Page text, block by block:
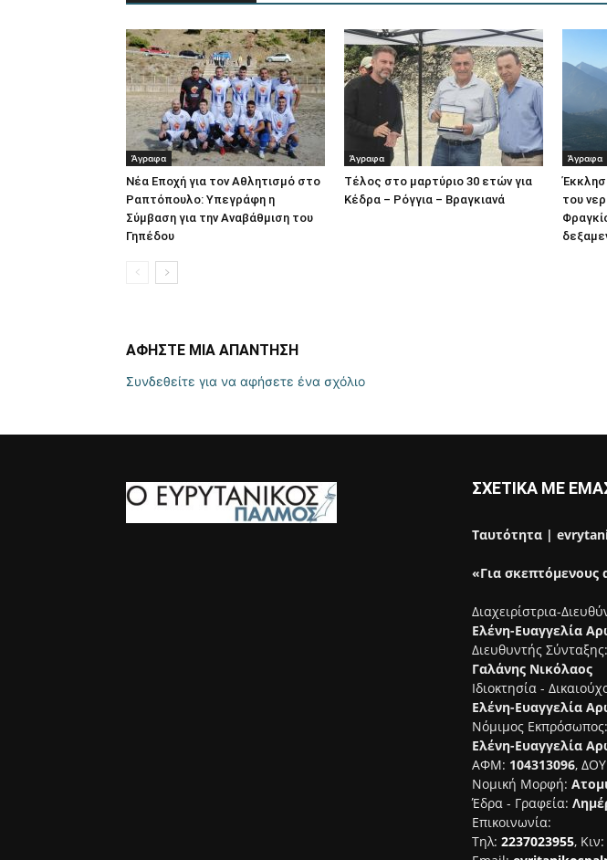
Άγραφα
Νέα Εποχή για τον Αθλητισμό στο
Ραπτόπουλο: Υπεγράφη η
Σύμβαση για την Αναβάθμιση του
Γηπέδου
Άγραφα
Τέλος στο μαρτύριο 30 ετών για
Κέδρα – Ρόγγια – Βραγκιανά
Άγραφα
του
ΑΦΗΣΤΕ ΜΙΑ ΑΠΑΝΤΗΣΗ
Συνδεθείτε για να αφήσετε ένα σχόλιο
ΣΧΕΤΙΚΑ ΜΕ
Ταυτότητα |
«Για σκεπτόμενους
Διαχειρίστρια-
Ελένη-Ευαγγελία
Διευθυντής Σύνταξης:
Γαλάνης Νικόλαος
Ιδιοκτησία -
Ελένη-Ευαγγελία
Νόμιμος Εκπρόσωπος:
Ελένη-Ευαγγελία
ΑΦΜ: 104313096,
Νομική Μορφή:
Έδρα - Γραφεία:
Επικοινωνία:
Τηλ: 2237023955, Κιν: